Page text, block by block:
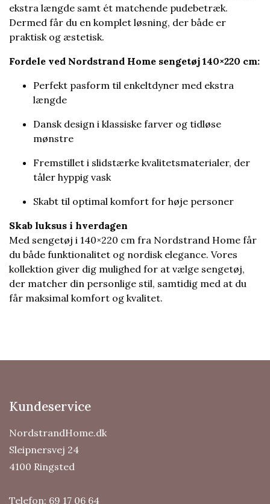
ekstra længde samt ét matchende pudebetræk.
Dermed får du en komplet løsning, der både er
praktisk og æstetisk.
Fordele ved Nordstrand Home sengetøj 140×220 cm:
Perfekt pasform til enkeltdyner med ekstra
længde
Dansk design i klassiske farver og tidløse
mønstre
Fremstillet i slidstærke kvalitetsmaterialer, der
tåler hyppig vask
Skabt til optimal komfort for høje personer
Skab luksus i hverdagen
Med sengetøj i 140×220 cm fra Nordstrand Home får
du både funktionalitet og nordisk elegance. Vores
kollektion giver dig mulighed for at vælge sengetøj,
der matcher din personlige stil, samtidig med at du
får maksimal komfort og kvalitet.
Kundeservice
NordstrandHome.dk
Sleipnersvej 24
4100 Ringsted
Telefon: 69 17 06 64